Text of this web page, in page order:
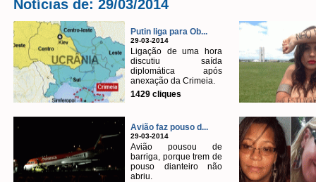
Notícias de: 29/03/2014
Putin liga para Ob...
29-03-2014
Ligação de uma hora
discutiu saída
diplomática após
anexação da Crimeia.
1429 cliques
Avião faz pouso d...
29-03-2014
Avião pousou de
barriga, porque trem de
pouso dianteiro não
abriu.